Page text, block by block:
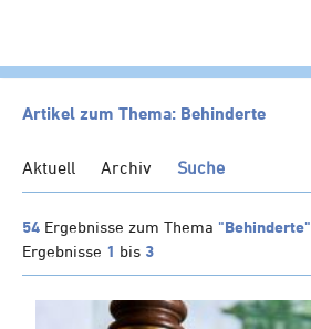
LEISTUNGEN
SERVICE
Klienten-Info
Artikel zum Thema: Behinderte
Aktuell Archiv Suche
54 Ergebnisse zum Thema "Behinderte"
Ergebnisse 1 bis 3